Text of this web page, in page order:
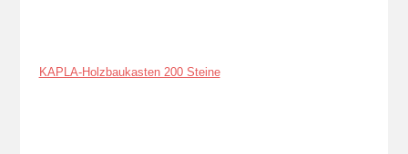
KAPLA-Holzbaukasten 200 Steine